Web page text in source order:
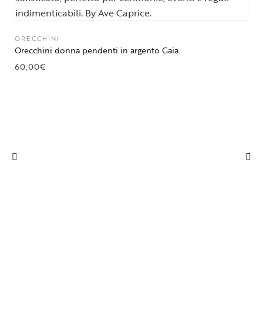
ORECCHINI
Orecchini donna pendenti in argento Gaia
60,00€